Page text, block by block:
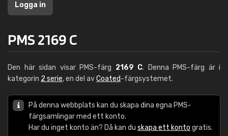
Logga in
PMS 2169 C
Den här sidan visar PMS-färg 2169 C. Denna PMS-färg är i
kategorin 2 serie, en del avCoated-färgsystemet.
På denna webbplats kan du skapa dina egna PMS-
färgsamlingar med ett konto.
Har du inget konto än? Då kan du skapa ett konto gratis.